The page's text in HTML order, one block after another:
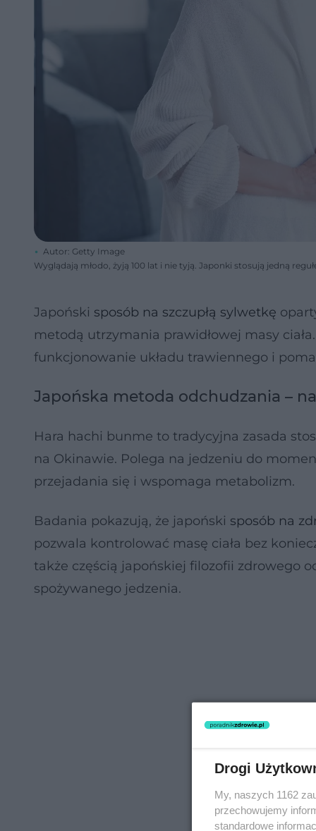
Autor: Getty Image
Wyglądają młodo, żyją 100 lat i nie tyją. Japonki stosują jedną
Japoński sposób na szczupłą sylwetkę
metodą utrzymania prawidłowej masy
funkcjonowanie układu trawiennego i
Japońska metoda odchudzania –
Hara hachi bunme to tradycyjna zasada
na Okinawie. Polega na jedzeniu do
przejadania się i wspomaga metabolizm.
Badania pokazują, że japoński sposób na
pozwala kontrolować masę ciała bez
także częścią japońskiej filozofii zdrowego
spożywanego jedzenia.
Drogi
My, naszych 1162
przechowujemy
standardowe